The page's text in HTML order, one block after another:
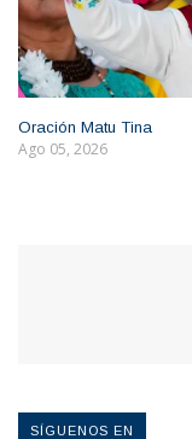
Oración Matu Tina
Ago 05, 2026
SÍGUENOS EN